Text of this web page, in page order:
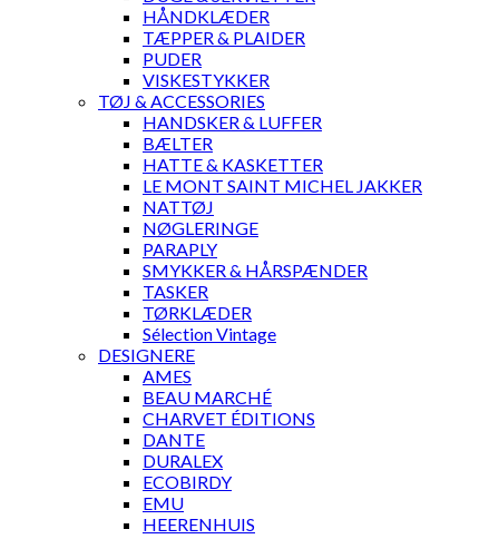
HÅNDKLÆDER
TÆPPER & PLAIDER
PUDER
VISKESTYKKER
TØJ & ACCESSORIES
HANDSKER & LUFFER
BÆLTER
HATTE & KASKETTER
LE MONT SAINT MICHEL JAKKER
NATTØJ
NØGLERINGE
PARAPLY
SMYKKER & HÅRSPÆNDER
TASKER
TØRKLÆDER
Sélection Vintage
DESIGNERE
AMES
BEAU MARCHÉ
CHARVET ÉDITIONS
DANTE
DURALEX
ECOBIRDY
EMU
HEERENHUIS